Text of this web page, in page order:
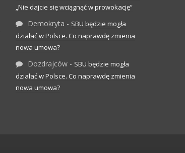
„Nie dajcie się wciągnąć w prowokację”
Demokryta - SBU będzie mogła
działać w Polsce. Co naprawdę zmienia
nowa umowa?
Dozdrajców - SBU będzie mogła
działać w Polsce. Co naprawdę zmienia
nowa umowa?